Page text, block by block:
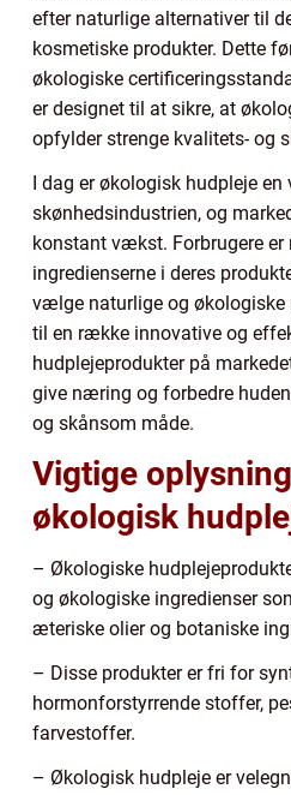
efter naturlige alternativer til
kosmetiske produkter. Dette
økologiske
er designet til at sikre, at
opfylder strenge kvalitets- og
I dag er økologisk hudpleje
skønhedsindustrien, og
konstant vækst. Forbrugere er
ingredienserne i deres
vælge naturlige og økologiske
til en række innovative og
hudplejeprodukter på
give næring og forbedre
og skånsom måde.
Vigtige
økologisk
– Økologiske
og økologiske ingredienser
æteriske olier og botaniske
– Disse produkter er fri for
hormonforstyrrende stoffer,
farvestoffer.
– Økologisk hudpleje er